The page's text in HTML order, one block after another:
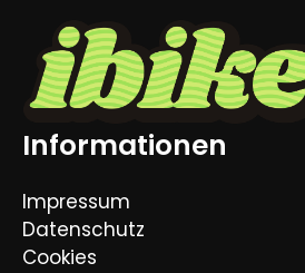
Informationen
Impressum
Datenschutz
Cookies